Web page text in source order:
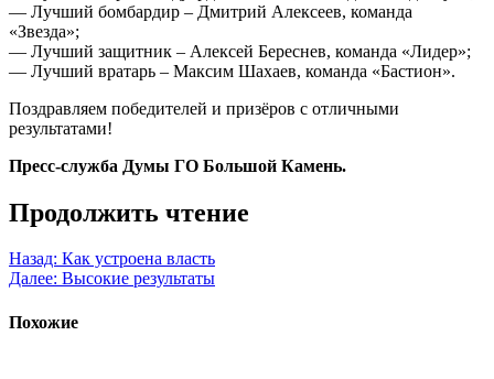
— Лучший бомбардир – Дмитрий Алексеев, команда
«Звезда»;
— Лучший защитник – Алексей Береснев, команда «Лидер»;
— Лучший вратарь – Максим Шахаев, команда «Бастион».
Поздравляем победителей и призёров с отличными
результатами!
Пресс-служба Думы ГО Большой Камень.
Продолжить чтение
Назад: Как устроена власть
Далее: Высокие результаты
Похожие